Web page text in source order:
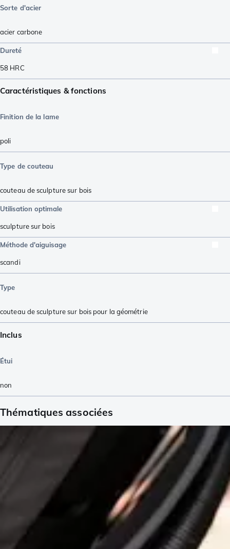
Sorte d'acier
acier carbone
Dureté
58 HRC
Caractéristiques & fonctions
Finition de la lame
poli
Type de couteau
couteau de sculpture sur bois
Utilisation optimale
sculpture sur bois
Méthode d'aiguisage
scandi
Type
couteau de sculpture sur bois pour la géométrie
Inclus
Étui
non
Thématiques associées